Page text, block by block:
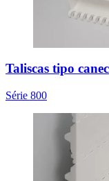
Taliscas tipo
Série 800